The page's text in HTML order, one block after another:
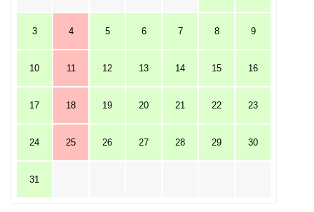
3 4 5 6 7 8 9
10 11 12 13 14 15 16
17 18 19 20 21 22 23
24 25 26 27 28 29 30
31